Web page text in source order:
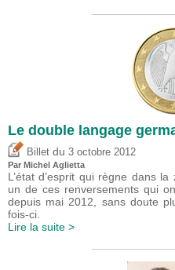
Le double langage
Billet du 3 octobre 2012
Par Michel Aglietta
L’état d’esprit qui règne dans
un de ces renversements qui
depuis mai 2012, sans doute
fois-ci.
Lire la suite >